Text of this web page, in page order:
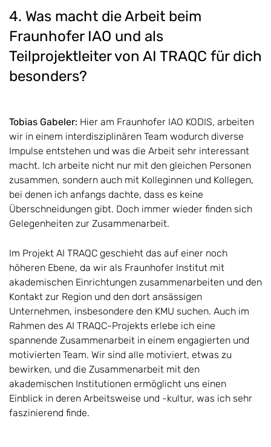
4. Was macht die Arbeit beim
Fraunhofer IAO und als
Teilprojektleiter von AI TRAQC für dich
besonders?
Tobias Gabeler: Hier am Fraunhofer IAO KODIS, arbeiten
wir in einem interdisziplinären Team wodurch diverse
Impulse entstehen und was die Arbeit sehr interessant
macht. Ich arbeite nicht nur mit den gleichen Personen
zusammen, sondern auch mit Kolleginnen und Kollegen,
bei denen ich anfangs dachte, dass es keine
Überschneidungen gibt. Doch immer wieder finden sich
Gelegenheiten zur Zusammenarbeit.
Im Projekt AI TRAQC geschieht das auf einer noch
höheren Ebene, da wir als Fraunhofer Institut mit
akademischen Einrichtungen zusammenarbeiten und den
Kontakt zur Region und den dort ansässigen
Unternehmen, insbesondere den KMU suchen. Auch im
Rahmen des AI TRAQC-Projekts erlebe ich eine
spannende Zusammenarbeit in einem engagierten und
motivierten Team. Wir sind alle motiviert, etwas zu
bewirken, und die Zusammenarbeit mit den
akademischen Institutionen ermöglicht uns einen
Einblick in deren Arbeitsweise und -kultur, was ich sehr
faszinierend finde.